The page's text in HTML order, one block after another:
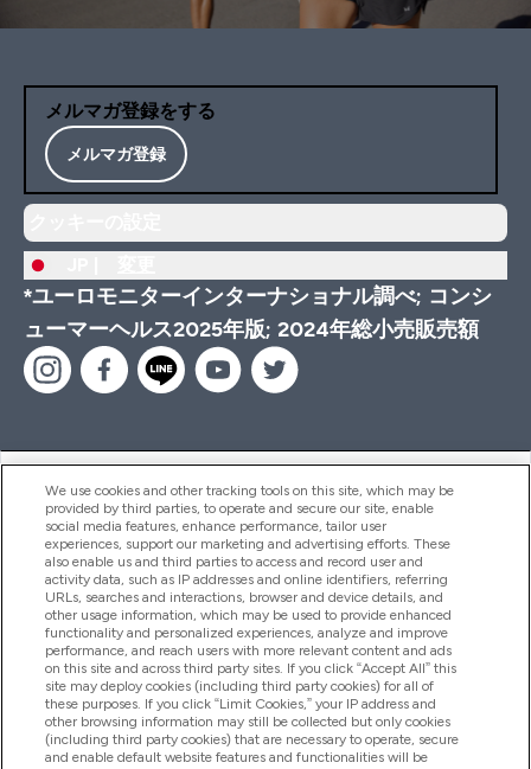
メルマガ登録をする
メルマガ登録
*ユーロモニターインターナショナル調べ; コンシ
ューマーヘルス2025年版; 2024年総小売販売額
ヘルプ＆ガイド
商品について
会社概要
特典＆ポイント
We use cookies and other tracking tools on this site, which may be
provided by third parties, to operate and secure our site, enable
social media features, enhance performance, tailor user
experiences, support our marketing and advertising efforts. These
also enable us and third parties to access and record user and
activity data, such as IP addresses and online identifiers, referring
URLs, searches and interactions, browser and device details, and
other usage information, which may be used to provide enhanced
functionality and personalized experiences, analyze and improve
performance, and reach users with more relevant content and ads
on this site and across third party sites. If you click “Accept All” this
site may deploy cookies (including third party cookies) for all of
these purposes. If you click “Limit Cookies,” your IP address and
other browsing information may still be collected but only cookies
(including third party cookies) that are necessary to operate, secure
and enable default website features and functionalities will be